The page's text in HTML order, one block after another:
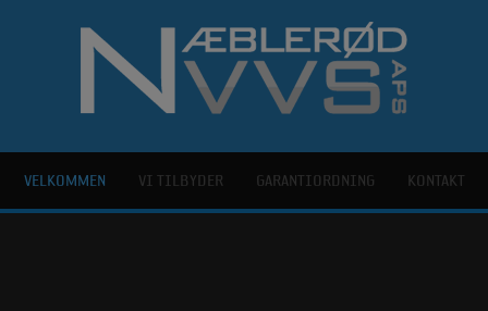
VELKOMMEN VI TILBYDER GARANTIORDNING KONTAKT